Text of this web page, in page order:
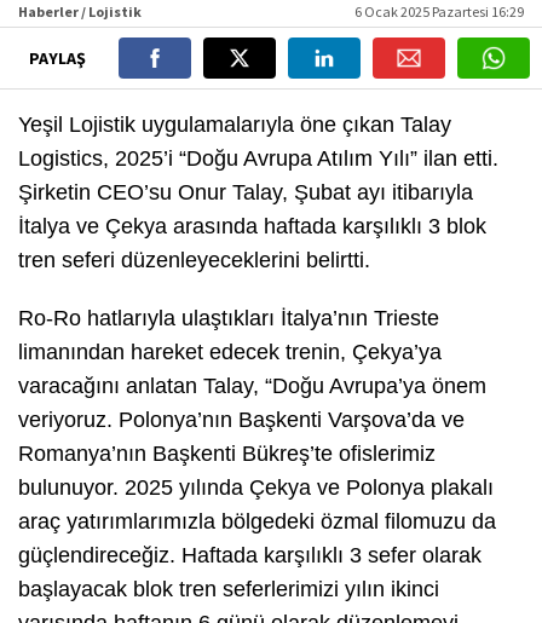
Haberler / Lojistik 6 Ocak 2025 Pazartesi 16:29
PAYLAŞ
Yeşil Lojistik uygulamalarıyla öne çıkan Talay
Logistics, 2025’i “Doğu Avrupa Atılım Yılı” ilan etti.
Şirketin CEO’su Onur Talay, Şubat ayı itibarıyla
İtalya ve Çekya arasında haftada karşılıklı 3 blok
tren seferi düzenleyeceklerini belirtti.
Ro-Ro hatlarıyla ulaştıkları İtalya’nın Trieste
limanından hareket edecek trenin, Çekya’ya
varacağını anlatan Talay, “Doğu Avrupa’ya önem
veriyoruz. Polonya’nın Başkenti Varşova’da ve
Romanya’nın Başkenti Bükreş’te ofislerimiz
bulunuyor. 2025 yılında Çekya ve Polonya plakalı
araç yatırımlarımızla bölgedeki özmal filomuzu da
güçlendireceğiz. Haftada karşılıklı 3 sefer olarak
başlayacak blok tren seferlerimizi yılın ikinci